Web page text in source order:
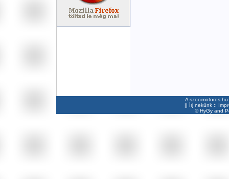
A
|| Írj nekünk ::
©HyGyand